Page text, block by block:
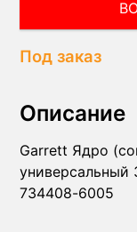
Под заказ
Описание
Garrett Ядро
734408-6005